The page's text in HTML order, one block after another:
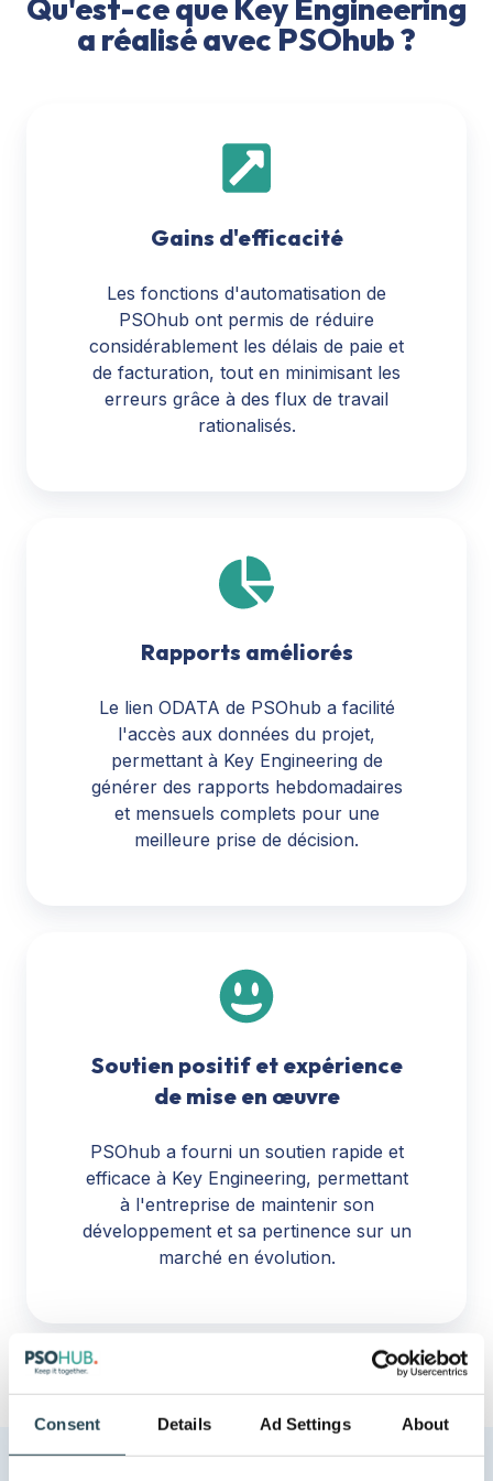
Consent Details Ad Settings About
Qu'est-ce que Key Engineering
a réalisé avec PSOhub ?
Gains d'efficacité
Les fonctions d'automatisation de
PSOhub ont permis de réduire
considérablement les délais de paie et
de facturation, tout en minimisant les
erreurs grâce à des flux de travail
rationalisés.
Rapports améliorés
Le lien ODATA de PSOhub a facilité
l'accès aux données du projet,
permettant à Key Engineering de
générer des rapports hebdomadaires
et mensuels complets pour une
meilleure prise de décision.
Soutien positif et expérience
de mise en œuvre
PSOhub a fourni un soutien rapide et
efficace à Key Engineering, permettant
à l'entreprise de maintenir son
développement et sa pertinence sur un
marché en évolution.